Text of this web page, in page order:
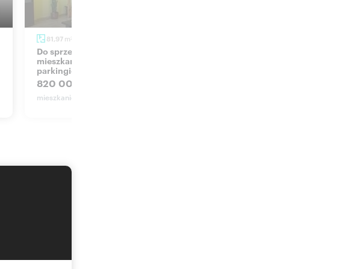
81,97 m 2
Do sprzedania dwupoziomowe
mieszkanie 82 m² z sauną i
parkingiem
820 000 zł
mieszkanie Kudowa-Zdrój, Zdrojowa